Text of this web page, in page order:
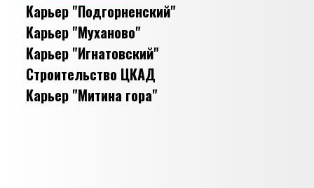
Карьер "Подгорненский"
Карьер "Муханово"
Карьер "Игнатовский"
Строительство ЦКАД
Карьер "Митина гора"